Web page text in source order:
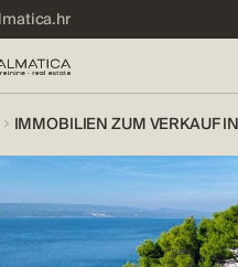
IMMOBILIEN ZUM VERKAUF